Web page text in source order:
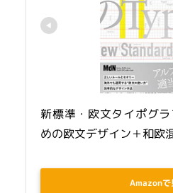
新標準・欧文タイポグ
めの欧文デザイン＋和欧
Amazonで